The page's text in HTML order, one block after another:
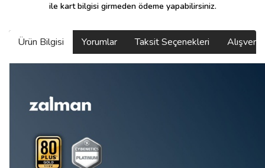
ile kart bilgisi girmeden ödeme yapabilirsiniz.
Ürün Bilgisi Yorumlar Taksit Seçenekleri